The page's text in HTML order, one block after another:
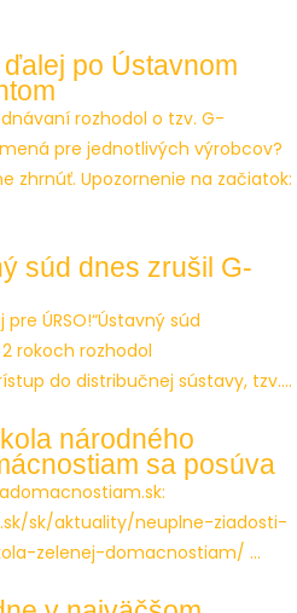
po Ústavnom
rozhodol o tzv. G-
pre jednotlivých výrobcov?
zhrnúť. Upozornenie na začiatok:
súd dnes zrušil G-
ÚRSO!“Ústavný súd
rokoch rozhodol
do distribučnej sústavy, tzv....
národného
sa posúva
sk/aktuality/neuplne-ziadosti-
zelenej-domacnostiam/ ...